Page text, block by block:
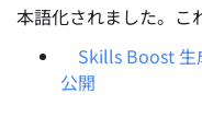
本語化されました。こ
Skills Boost 生
公開